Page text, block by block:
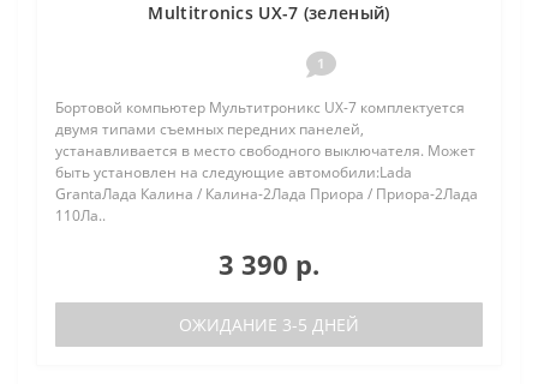
Multitronics UX-7 (зеленый)
1
Бортовой компьютер Мультитроникс UX-7 комплектуется
двумя типами съемных передних панелей,
устанавливается в место свободного выключателя. Может
быть установлен на следующие автомобили:Lada
GrantaЛада Калина / Калина-2Лада Приора / Приора-2Лада
110Ла..
3 390 р.
ОЖИДАНИЕ 3-5 ДНЕЙ